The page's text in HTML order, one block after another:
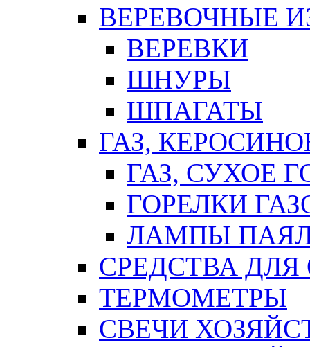
ВЕРЕВОЧНЫЕ
ВЕРЕВКИ
ШНУРЫ
ШПАГАТЫ
ГАЗ,
ГАЗ, СУХОЕ
ГОРЕЛКИ
ЛАМПЫ
СРЕДСТВА
ТЕРМОМЕТРЫ
СВЕЧИ